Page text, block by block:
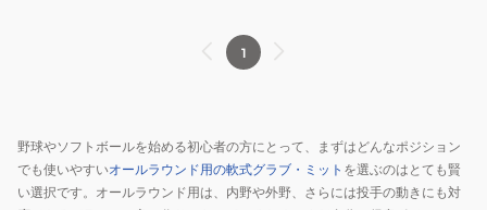
1
野球やソフトボールを始める初心者の方にとって、まずはどんなポジション
でも使いやすいオールラウンド用の軟式グラブ・ミット を選ぶのはとても賢
い選択です。オールラウンド用は、内野や外野、さらには投手の動きにも対